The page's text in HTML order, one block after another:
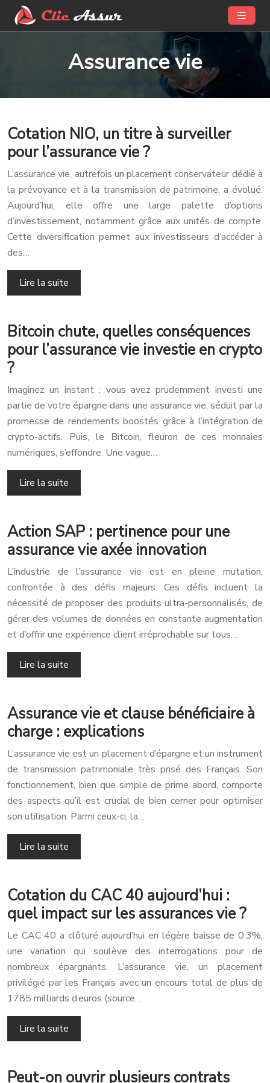
Assurance vie
Cotation NIO, un titre à surveiller
pour l’assurance vie ?
L’assurance vie, autrefois un placement conservateur dédié à
la prévoyance et à la transmission de patrimoine, a évolué.
Aujourd’hui, elle offre une large palette d’options
d’investissement, notamment grâce aux unités de compte.
Cette diversification permet aux investisseurs d’accéder à
des…
Lire la suite
Bitcoin chute, quelles conséquences
pour l’assurance vie investie en crypto
?
Imaginez un instant : vous avez prudemment investi une
partie de votre épargne dans une assurance vie, séduit par la
promesse de rendements boostés grâce à l’intégration de
crypto-actifs. Puis, le Bitcoin, fleuron de ces monnaies
numériques, s’effondre. Une vague…
Lire la suite
Action SAP : pertinence pour une
assurance vie axée innovation
L’industrie de l’assurance vie est en pleine mutation,
confrontée à des défis majeurs. Ces défis incluent la
nécessité de proposer des produits ultra-personnalisés, de
gérer des volumes de données en constante augmentation
et d’offrir une expérience client irréprochable sur tous…
Lire la suite
Assurance vie et clause bénéficiaire à
charge : explications
L’assurance vie est un placement d’épargne et un instrument
de transmission patrimoniale très prisé des Français. Son
fonctionnement, bien que simple de prime abord, comporte
des aspects qu’il est crucial de bien cerner pour optimiser
son utilisation. Parmi ceux-ci, la…
Lire la suite
Cotation du CAC 40 aujourd’hui :
quel impact sur les assurances vie ?
Le CAC 40 a clôturé aujourd’hui en légère baisse de 0.3%,
une variation qui soulève des interrogations pour de
nombreux épargnants. L’assurance vie, un placement
privilégié par les Français avec un encours total de plus de
1785 milliards d’euros (source…
Lire la suite
Peut-on ouvrir plusieurs contrats